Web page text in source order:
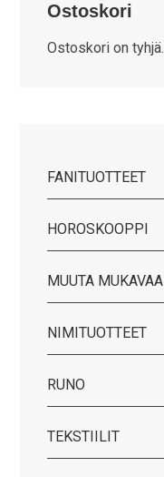
Ostoskori
Ostoskori on tyhjä.
FANITUOTTEET
HOROSKOOPPI
MUUTA MUKAVAA
NIMITUOTTEET
RUNO
TEKSTIILIT